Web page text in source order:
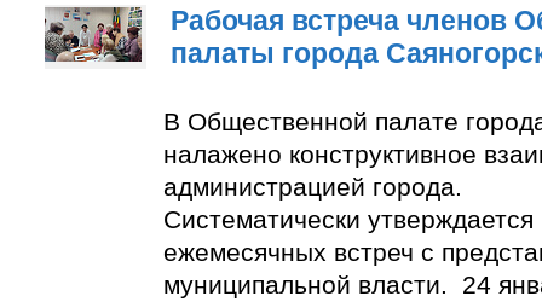
Рабочая встреча членов
палаты города
В Общественной палате
налажено конструктивное
администрацией города.
Систематически утверждается
ежемесячных встреч с
муниципальной власти. 24